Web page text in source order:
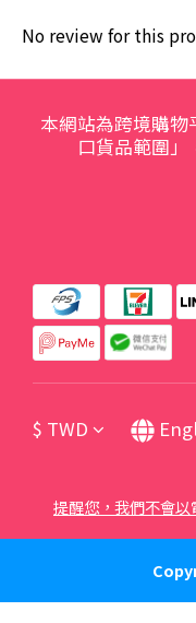
No review for this
本網站為跨境購
口貨品範圍」
$ TWD
提醒您，我們不會以